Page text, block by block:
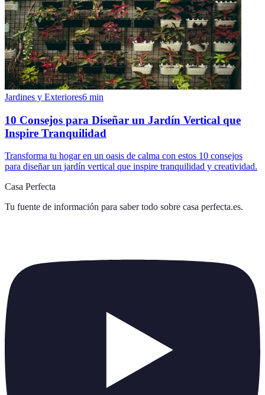
Jardines y Exteriores6 min
10 Consejos para Diseñar un Jardín Vertical que
Inspire Tranquilidad
Transforma tu hogar en un oasis de calma con estos 10 consejos
para diseñar un jardín vertical que inspire tranquilidad y creatividad.
Casa Perfecta
Tu fuente de información para saber todo sobre casa perfecta.es.